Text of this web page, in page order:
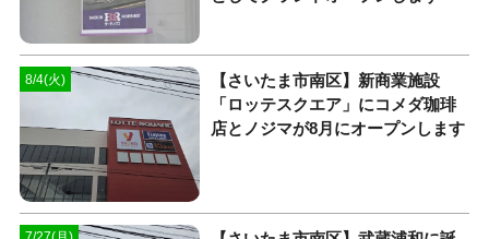
8/4(火)
【さいたま市南区】新商業施設
「ロッテスクエア」にコメダ珈琲
店とノジマが8月にオープンします